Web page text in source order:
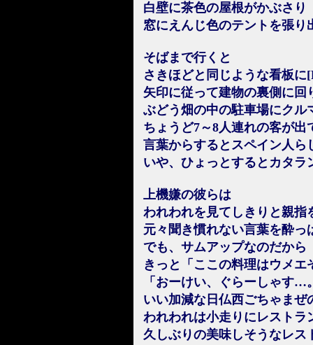
白壁に茶色の屋根がかぶさり
窓にえんじ色のテントを張り
そばまで行くと
さきほどと同じような看板
矢印に従って建物の裏側に回
ぶどう畑の中の駐車場にクル
ちょうど7～8人連れの客が出
言葉からするとスペイン人ら
いや、ひょっとするとカタ
上機嫌の彼らは
われわれを見てしきりと親指
元々聞き慣れない言葉を酔
でも、サムアップなのだから
きっと「ここの料理はウメ
「おーけい、ぐらーしゃす…
いい加減な日仏西ごちゃまぜ
われわれは小走りにレストラ
久しぶりの美味しそうなレス